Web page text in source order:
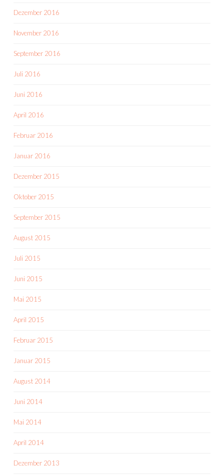
Dezember 2016
November 2016
September 2016
Juli 2016
Juni 2016
April 2016
Februar 2016
Januar 2016
Dezember 2015
Oktober 2015
September 2015
August 2015
Juli 2015
Juni 2015
Mai 2015
April 2015
Februar 2015
Januar 2015
August 2014
Juni 2014
Mai 2014
April 2014
Dezember 2013